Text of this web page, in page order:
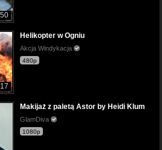
Helikopter w Ogniu
Akcja Windykacja
480p
Makijaż z paletą Astor by Heidi Klum
GlamDiva
1080p